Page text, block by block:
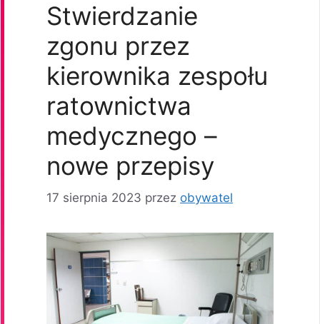
Stwierdzanie
zgonu przez
kierownika zespołu
ratownictwa
medycznego –
nowe przepisy
17 sierpnia 2023 przez obywatel